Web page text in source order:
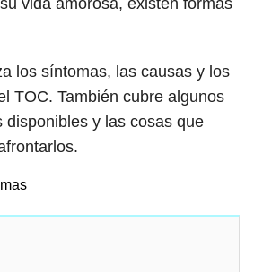
vida amorosa, existen formas
los síntomas, las causas y los
TOC. También cubre algunos
disponibles y las cosas que